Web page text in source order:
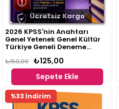
Ücretsiz Kargo
2026 KPSS'nin Anahtarı
Genel Yetenek Genel Kültür
Türkiye Geneli Deneme
₺125,00
₺150,00
Sepete Ekle
%33 İndirim